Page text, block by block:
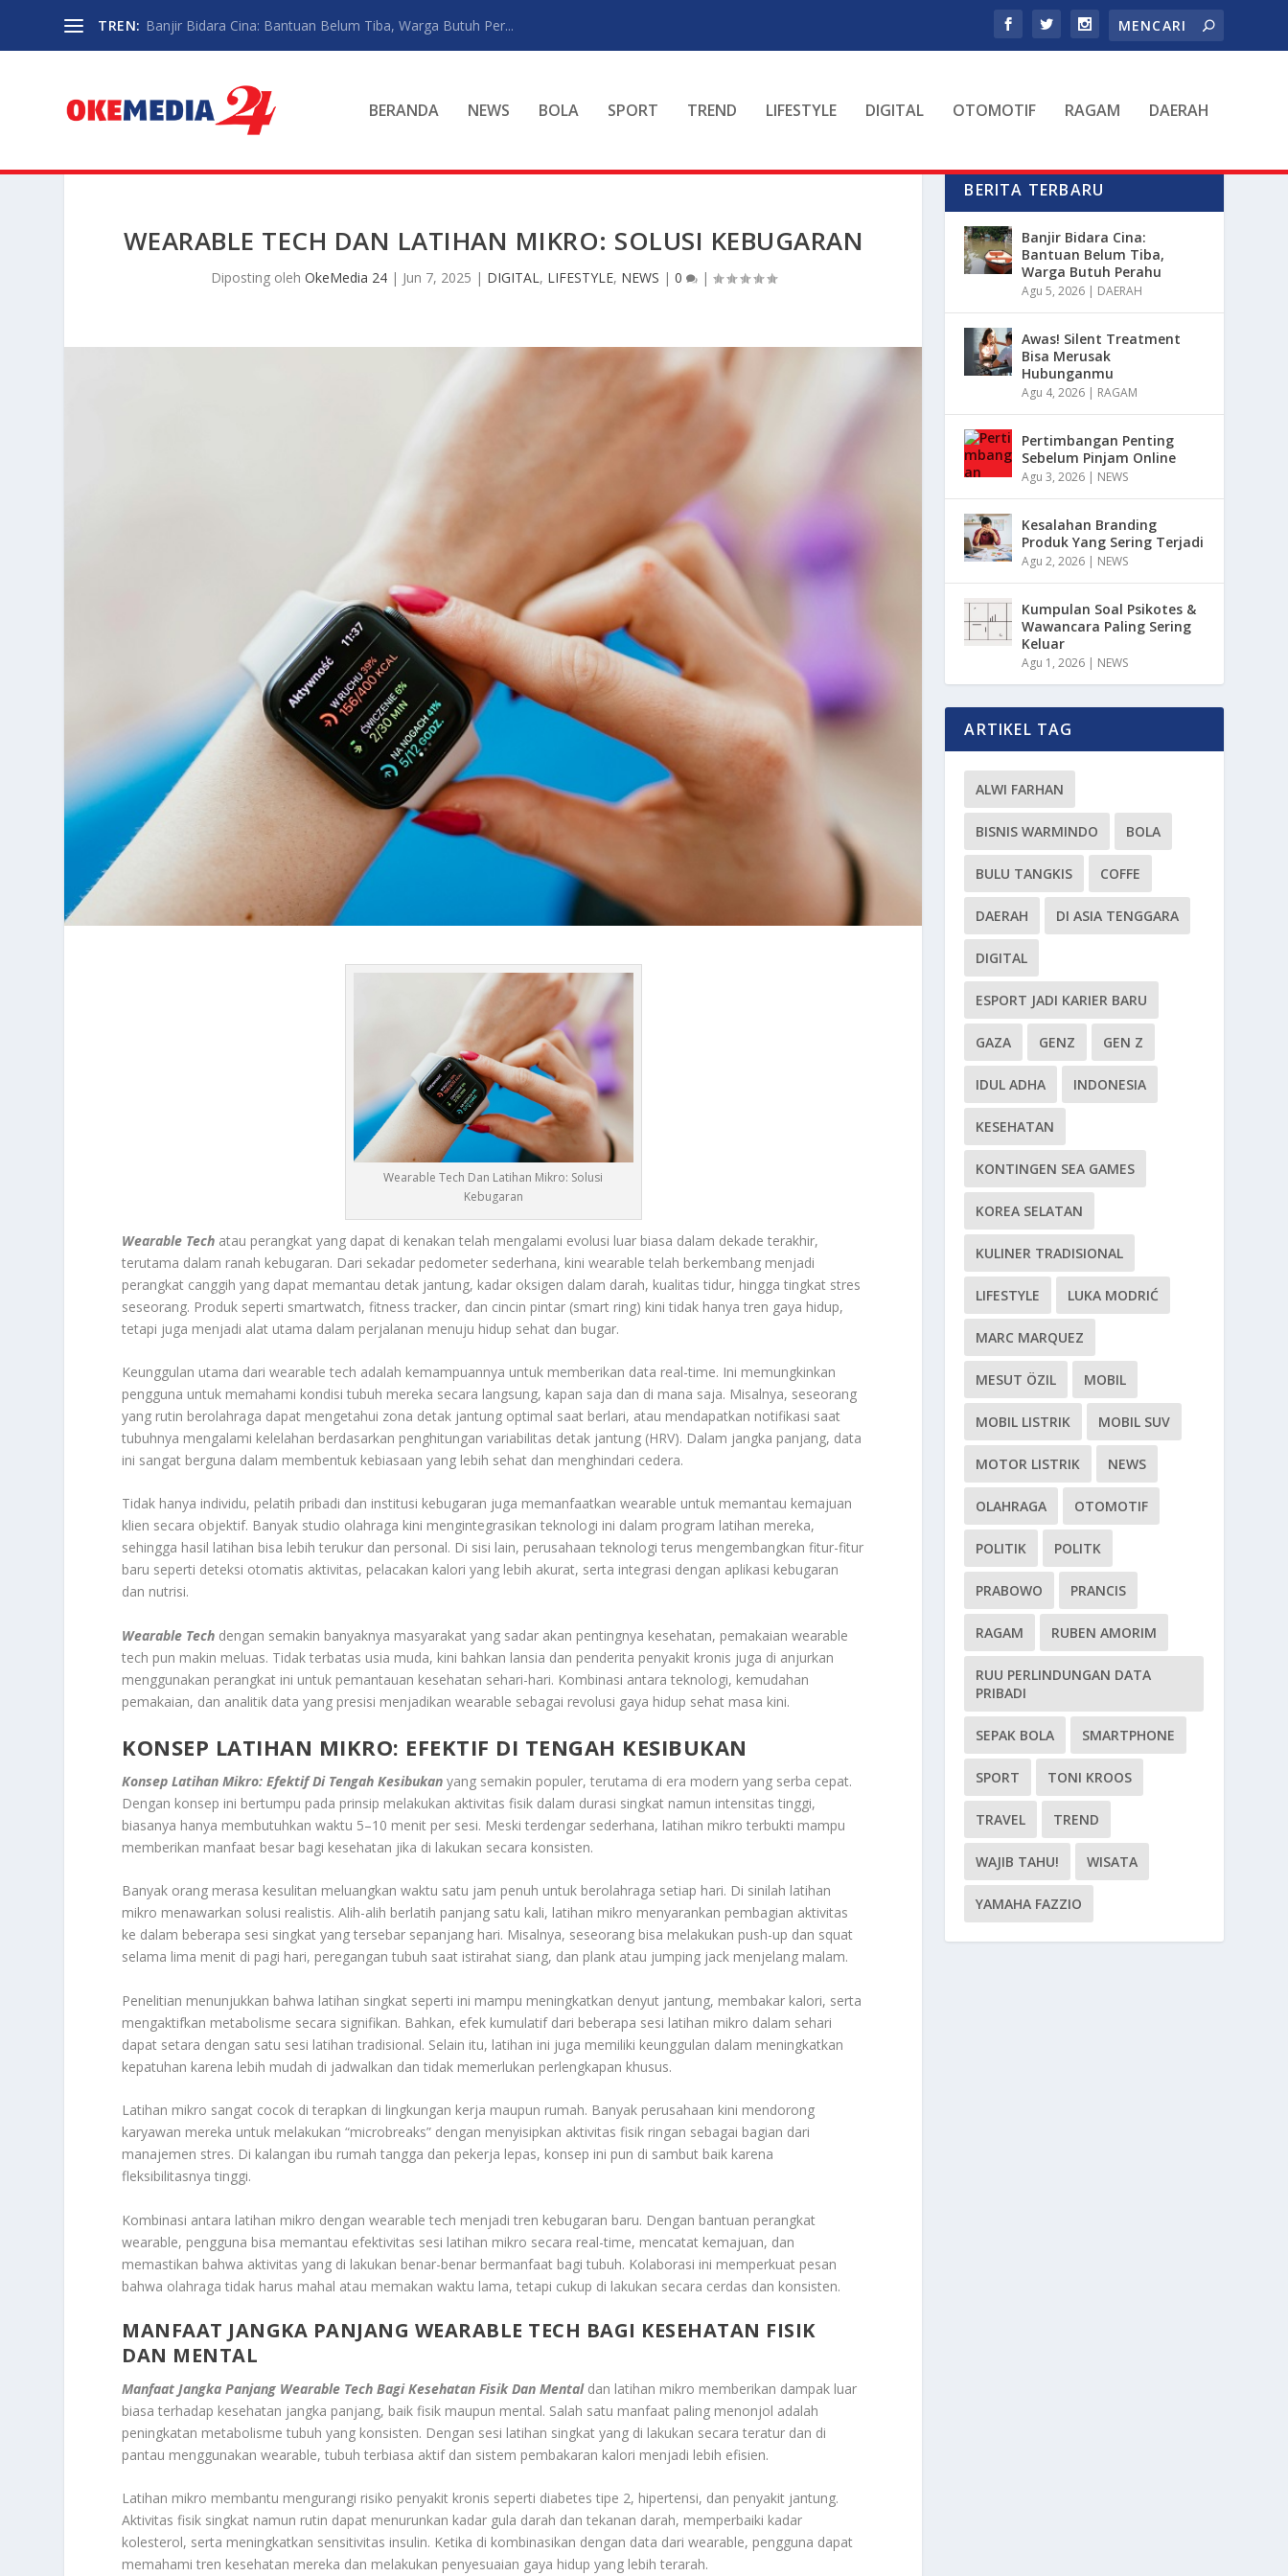
TREN: Banjir Bidara Cina: Bantuan Belum Tiba, Warga Butuh Per...
BERANDA NEWS BOLA SPORT TREND LIFESTYLE DIGITAL OTOMOTIF RAGAM DAERAH
WEARABLE TECH DAN LATIHAN MIKRO: SOLUSI KEBUGARAN
Diposting oleh OkeMedia 24| Jun 7, 2025 | DIGITAL, LIFESTYLE, NEWS | 0 |
Wearable Tech Dan Latihan Mikro: Solusi
Kebugaran
Wearable Tech atau perangkat yang dapat di kenakan telah mengalami evolusi luar biasa dalam dekade terakhir,
terutama dalam ranah kebugaran. Dari sekadar pedometer sederhana, kini wearable telah berkembang menjadi
perangkat canggih yang dapat memantau detak jantung, kadar oksigen dalam darah, kualitas tidur, hingga tingkat stres
seseorang. Produk seperti smartwatch, fitness tracker, dan cincin pintar (smart ring) kini tidak hanya tren gaya hidup,
tetapi juga menjadi alat utama dalam perjalanan menuju hidup sehat dan bugar.
Keunggulan utama dari wearable tech adalah kemampuannya untuk memberikan data real-time. Ini memungkinkan
pengguna untuk memahami kondisi tubuh mereka secara langsung, kapan saja dan di mana saja. Misalnya, seseorang
yang rutin berolahraga dapat mengetahui zona detak jantung optimal saat berlari, atau mendapatkan notifikasi saat
tubuhnya mengalami kelelahan berdasarkan penghitungan variabilitas detak jantung (HRV). Dalam jangka panjang, data
ini sangat berguna dalam membentuk kebiasaan yang lebih sehat dan menghindari cedera.
Tidak hanya individu, pelatih pribadi dan institusi kebugaran juga memanfaatkan wearable untuk memantau kemajuan
klien secara objektif. Banyak studio olahraga kini mengintegrasikan teknologi ini dalam program latihan mereka,
sehingga hasil latihan bisa lebih terukur dan personal. Di sisi lain, perusahaan teknologi terus mengembangkan fitur-fitur
baru seperti deteksi otomatis aktivitas, pelacakan kalori yang lebih akurat, serta integrasi dengan aplikasi kebugaran
dan nutrisi.
Wearable Tech dengan semakin banyaknya masyarakat yang sadar akan pentingnya kesehatan, pemakaian wearable
tech pun makin meluas. Tidak terbatas usia muda, kini bahkan lansia dan penderita penyakit kronis juga di anjurkan
menggunakan perangkat ini untuk pemantauan kesehatan sehari-hari. Kombinasi antara teknologi, kemudahan
pemakaian, dan analitik data yang presisi menjadikan wearable sebagai revolusi gaya hidup sehat masa kini.
KONSEP LATIHAN MIKRO: EFEKTIF DI TENGAH KESIBUKAN
Konsep Latihan Mikro: Efektif Di Tengah Kesibukan yang semakin populer, terutama di era modern yang serba cepat.
Dengan konsep ini bertumpu pada prinsip melakukan aktivitas fisik dalam durasi singkat namun intensitas tinggi,
biasanya hanya membutuhkan waktu 5–10 menit per sesi. Meski terdengar sederhana, latihan mikro terbukti mampu
memberikan manfaat besar bagi kesehatan jika di lakukan secara konsisten.
Banyak orang merasa kesulitan meluangkan waktu satu jam penuh untuk berolahraga setiap hari. Di sinilah latihan
mikro menawarkan solusi realistis. Alih-alih berlatih panjang satu kali, latihan mikro menyarankan pembagian aktivitas
ke dalam beberapa sesi singkat yang tersebar sepanjang hari. Misalnya, seseorang bisa melakukan push-up dan squat
selama lima menit di pagi hari, peregangan tubuh saat istirahat siang, dan plank atau jumping jack menjelang malam.
Penelitian menunjukkan bahwa latihan singkat seperti ini mampu meningkatkan denyut jantung, membakar kalori, serta
mengaktifkan metabolisme secara signifikan. Bahkan, efek kumulatif dari beberapa sesi latihan mikro dalam sehari
dapat setara dengan satu sesi latihan tradisional. Selain itu, latihan ini juga memiliki keunggulan dalam meningkatkan
kepatuhan karena lebih mudah di jadwalkan dan tidak memerlukan perlengkapan khusus.
Latihan mikro sangat cocok di terapkan di lingkungan kerja maupun rumah. Banyak perusahaan kini mendorong
karyawan mereka untuk melakukan “microbreaks” dengan menyisipkan aktivitas fisik ringan sebagai bagian dari
manajemen stres. Di kalangan ibu rumah tangga dan pekerja lepas, konsep ini pun di sambut baik karena
fleksibilitasnya tinggi.
Kombinasi antara latihan mikro dengan wearable tech menjadi tren kebugaran baru. Dengan bantuan perangkat
wearable, pengguna bisa memantau efektivitas sesi latihan mikro secara real-time, mencatat kemajuan, dan
memastikan bahwa aktivitas yang di lakukan benar-benar bermanfaat bagi tubuh. Kolaborasi ini memperkuat pesan
bahwa olahraga tidak harus mahal atau memakan waktu lama, tetapi cukup di lakukan secara cerdas dan konsisten.
MANFAAT JANGKA PANJANG WEARABLE TECH BAGI KESEHATAN FISIK
DAN MENTAL
Manfaat Jangka Panjang Wearable Tech Bagi Kesehatan Fisik Dan Mental dan latihan mikro memberikan dampak luar
biasa terhadap kesehatan jangka panjang, baik fisik maupun mental. Salah satu manfaat paling menonjol adalah
peningkatan metabolisme tubuh yang konsisten. Dengan sesi latihan singkat yang di lakukan secara teratur dan di
pantau menggunakan wearable, tubuh terbiasa aktif dan sistem pembakaran kalori menjadi lebih efisien.
Latihan mikro membantu mengurangi risiko penyakit kronis seperti diabetes tipe 2, hipertensi, dan penyakit jantung.
Aktivitas fisik singkat namun rutin dapat menurunkan kadar gula darah dan tekanan darah, memperbaiki kadar
kolesterol, serta meningkatkan sensitivitas insulin. Ketika di kombinasikan dengan data dari wearable, pengguna dapat
memahami tren kesehatan mereka dan melakukan penyesuaian gaya hidup yang lebih terarah.
BERITA TERBARU
Banjir Bidara Cina:
Bantuan Belum Tiba,
Warga Butuh Perahu
Agu 5, 2026 | DAERAH
Awas! Silent Treatment
Bisa Merusak
Hubunganmu
Agu 4, 2026 | RAGAM
Pertimbangan Penting
Sebelum Pinjam Online
Agu 3, 2026 | NEWS
Kesalahan Branding
Produk Yang Sering Terjadi
Agu 2, 2026 | NEWS
Kumpulan Soal Psikotes &
Wawancara Paling Sering
Keluar
Agu 1, 2026 | NEWS
ARTIKEL TAG
ALWI FARHAN
BISNIS WARMINDO BOLA
BULU TANGKIS COFFE
DAERAH DI ASIA TENGGARA
DIGITAL
ESPORT JADI KARIER BARU
GAZA GENZ GEN Z
IDUL ADHA INDONESIA
KESEHATAN
KONTINGEN SEA GAMES
KOREA SELATAN
KULINER TRADISIONAL
LIFESTYLE LUKA MODRIĆ
MARC MARQUEZ
MESUT ÖZIL MOBIL
MOBIL LISTRIK MOBIL SUV
MOTOR LISTRIK NEWS
OLAHRAGA OTOMOTIF
POLITIK POLITK
PRABOWO PRANCIS
RAGAM RUBEN AMORIM
RUU PERLINDUNGAN DATA
PRIBADI
SEPAK BOLA SMARTPHONE
SPORT TONI KROOS
TRAVEL TREND
WAJIB TAHU! WISATA
YAMAHA FAZZIO